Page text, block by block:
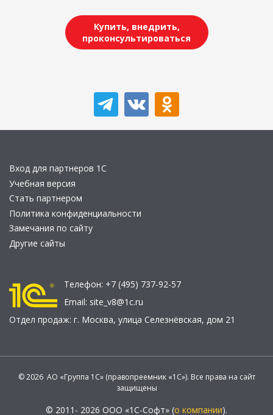
Купить, внедрить,
проконсультироваться
Вход для партнеров 1С
Учебная версия
Стать партнером
Политика конфиденциальности
Замечания по сайту
Другие сайты
Телефон: +7 (495) 737-92-57
Email: site_v8@1c.ru
Отдел продаж: г. Москва, улица Селезнёвская, дом 21
© 2026 АО «Группа 1С» (правопреемник «1С»). Все права на сайт
защищены
© 2011- 2026 ООО «1С-Софт» (о компании).